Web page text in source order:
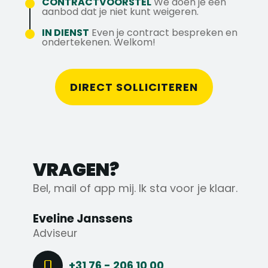
42 12 02 65.
aanbod dat je niet kunt weigeren.
IN DIENST Even je contract bespreken en
ondertekenen. Welkom!
DIRECT SOLLICITEREN
VRAGEN?
Bel, mail of app mij. Ik sta voor je klaar.
Eveline Janssens
Adviseur